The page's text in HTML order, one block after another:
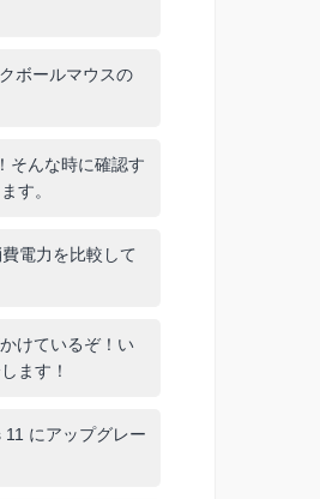
ボールマウスの
そんな時に確認す
す。
電力を比較して
けているぞ！い
ます！
にアップグレー